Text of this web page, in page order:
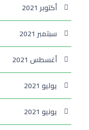
أكتوبر 2021
سبتمبر 2021
أغسطس 2021
يوليو 2021
يونيو 2021